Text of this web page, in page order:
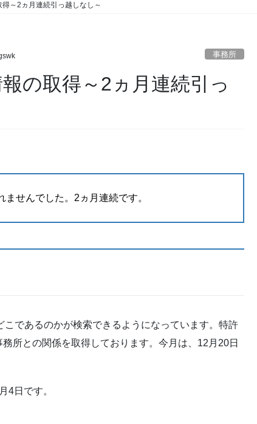
～2ヵ月連続引っ越しなし～
事務所
の取得～2ヵ月連続引っ
せんでした。2ヵ月連続です。
であるのかが検索できるようになっています。特許
所との関係を取得しております。今月は、12月20日
4日です。